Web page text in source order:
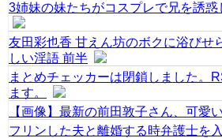
3姉妹の妹たちがコスプレで兄を誘惑
友田彩也香 甘えん坊のボクに浴びせ
しい淫語 前半
まとめチェッカーは閉鎖しました。
ます。
【画像】最新の前田敦子さん、可愛
フリンした夫と離婚する時弁護士を